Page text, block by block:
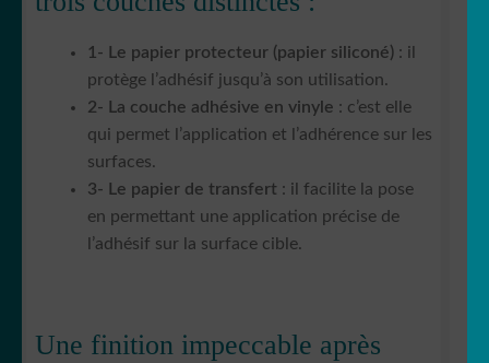
1- Le papier protecteur (papier siliconé) : il
protège l’adhésif jusqu’à son utilisation.
2- La couche adhésive en vinyle : c’est elle
qui permet l’application et l’adhérence sur les
surfaces.
3- Le papier de transfert : il facilite la pose
en permettant une application précise de
l’adhésif sur la surface cible.
Une finition impeccable après